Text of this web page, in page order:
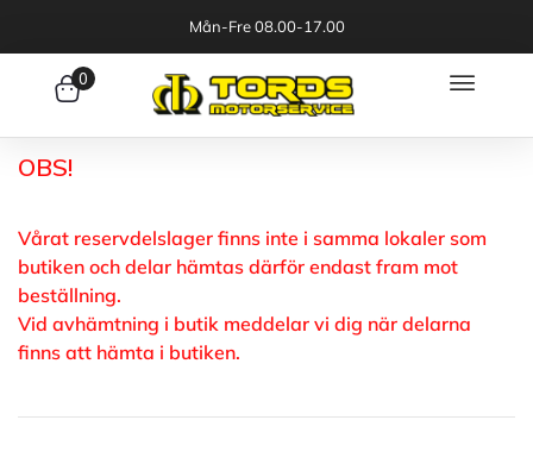
Mån-Fre 08.00-17.00
0
OBS!
Vårat reservdelslager finns inte i samma lokaler som
butiken och delar hämtas därför endast fram mot
beställning.
Vid avhämtning i butik meddelar vi dig när delarna
finns att hämta i butiken.